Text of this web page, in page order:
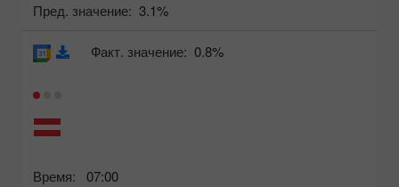
Пред. значение: 3.1%
Время: 07:00
Факт. значение: 0.8%